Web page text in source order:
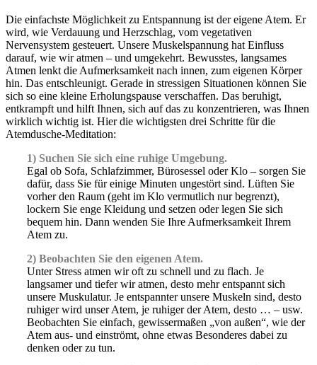
Die einfachste Möglichkeit zu Entspannung ist der eigene Atem. Er
wird, wie Verdauung und Herzschlag, vom vegetativen
Nervensystem gesteuert. Unsere Muskelspannung hat Einfluss
darauf, wie wir atmen – und umgekehrt. Bewusstes, langsames
Atmen lenkt die Aufmerksamkeit nach innen, zum eigenen Körper
hin. Das entschleunigt. Gerade in stressigen Situationen können Sie
sich so eine kleine Erholungspause verschaffen. Das beruhigt,
entkrampft und hilft Ihnen, sich auf das zu konzentrieren, was Ihnen
wirklich wichtig ist. Hier die wichtigsten drei Schritte für die
Atemdusche-Meditation:
1) Suchen Sie sich eine ruhige Umgebung.
Egal ob Sofa, Schlafzimmer, Bürosessel oder Klo – sorgen Sie
dafür, dass Sie für einige Minuten ungestört sind. Lüften Sie
vorher den Raum (geht im Klo vermutlich nur begrenzt),
lockern Sie enge Kleidung und setzen oder legen Sie sich
bequem hin. Dann wenden Sie Ihre Aufmerksamkeit Ihrem
Atem zu.
2) Beobachten Sie den eigenen Atem.
Unter Stress atmen wir oft zu schnell und zu flach. Je
langsamer und tiefer wir atmen, desto mehr entspannt sich
unsere Muskulatur. Je entspannter unsere Muskeln sind, desto
ruhiger wird unser Atem, je ruhiger der Atem, desto … – usw.
Beobachten Sie einfach, gewissermaßen „von außen“, wie der
Atem aus- und einströmt, ohne etwas Besonderes dabei zu
denken oder zu tun.